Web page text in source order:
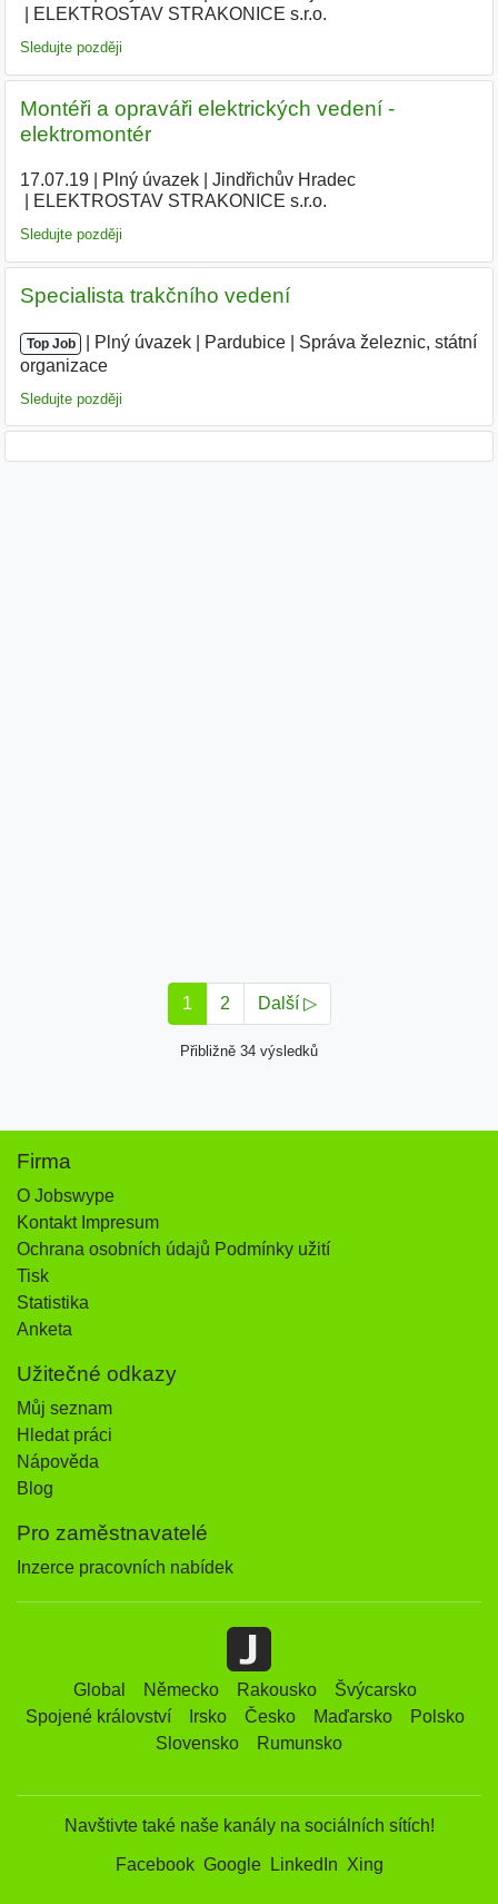
ELEKTROSTAV STRAKONICE s.r.o.
Sledujte později
Montéři a opraváři elektrických vedení -
elektromontér
17.07.19| Plný úvazek| Jindřichův Hradec|
ELEKTROSTAV STRAKONICE s.r.o.
Sledujte později
Specialista trakčního vedení
Top Job Plný úvazek Pardubice
Správa železnic, státní
organizace
Sledujte později
1 2 Další ▷
Přibližně 34 výsledků
Firma
O Jobswype
Kontakt Impresum
Ochrana osobních údajů Podmínky užití
Tisk
Statistika
Anketa
Užitečné odkazy
Můj seznam
Hledat práci
Nápověda
Blog
Pro zaměstnavatelé
Inzerce pracovních nabídek
Global Německo Rakousko
Švýcarsko
Spojené království
Irsko Česko Maďarsko
Polsko
Slovensko
Rumunsko
Navštivte také naše kanály na sociálních sítích!
Facebook Google LinkedIn Xing